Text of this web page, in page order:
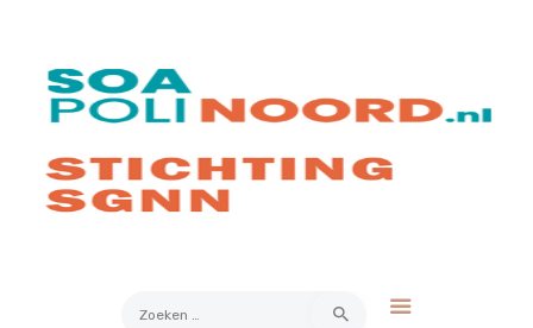
Over soa
Bestellen
Kosten